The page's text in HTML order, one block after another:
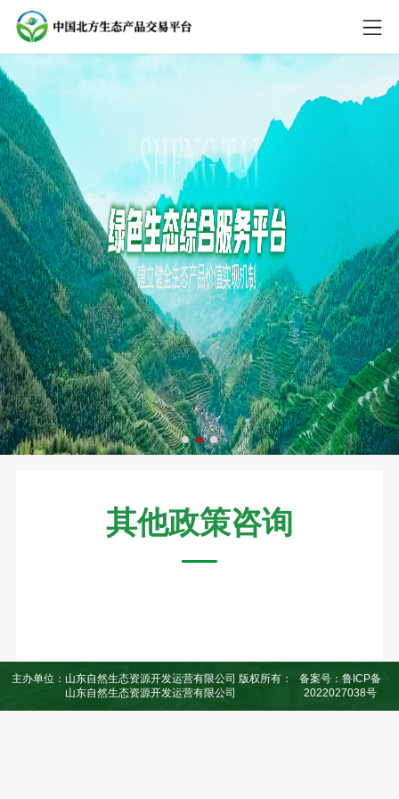
其他政策咨询
主办单位：山东自然生态资源开发运营有限公司 版权所有：
山东自然生态资源开发运营有限公司
备案号：鲁ICP备
2022027038号